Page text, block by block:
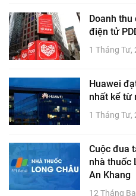
Doanh
điện tử
1 Tháng Tư,
Huawei
nhất kể từ
1 Tháng Tư,
Cuộc đua
nhà thuốc
An Khang
12 Tháng